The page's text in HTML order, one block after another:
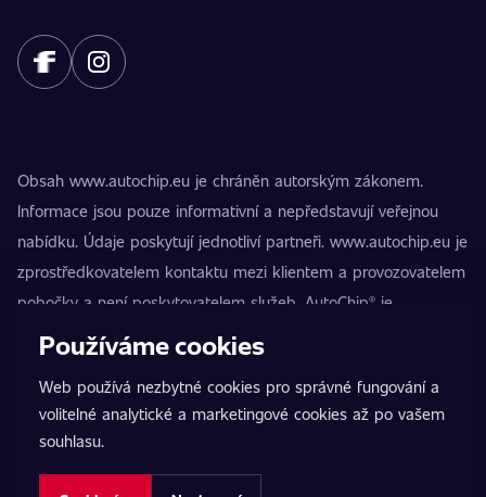
Obsah www.autochip.eu je chráněn autorským zákonem.
Informace jsou pouze informativní a nepředstavují veřejnou
nabídku. Údaje poskytují jednotliví partneři. www.autochip.eu je
zprostředkovatelem kontaktu mezi klientem a provozovatelem
pobočky a není poskytovatelem služeb. AutoChip® je
registrovaná ochranná známka Petra Kučery. Úpravy, které
nezpůsobilosti vozidla k provozu na pozemních komunikacích.
Přesné informace poskytuje vždy konkrétní provozovatel
pobočky.
Používáme cookies
Web používá nezbytné cookies pro správné fungování a
volitelné analytické a marketingové cookies až po vašem
souhlasu.